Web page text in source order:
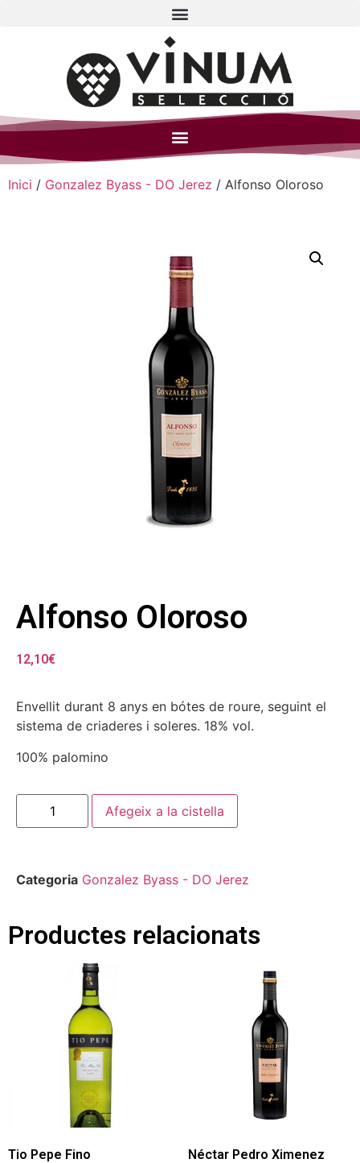
Inici / Gonzalez Byass - DO Jerez / Alfonso Oloroso
Alfonso Oloroso
12,10€
Envellit durant 8 anys en bótes de roure, seguint el
sistema de criaderes i soleres. 18% vol.
100% palomino
Afegeix a la cistella
Categoria Gonzalez Byass - DO Jerez
Productes relacionats
Tio Pepe Fino Néctar Pedro Ximenez